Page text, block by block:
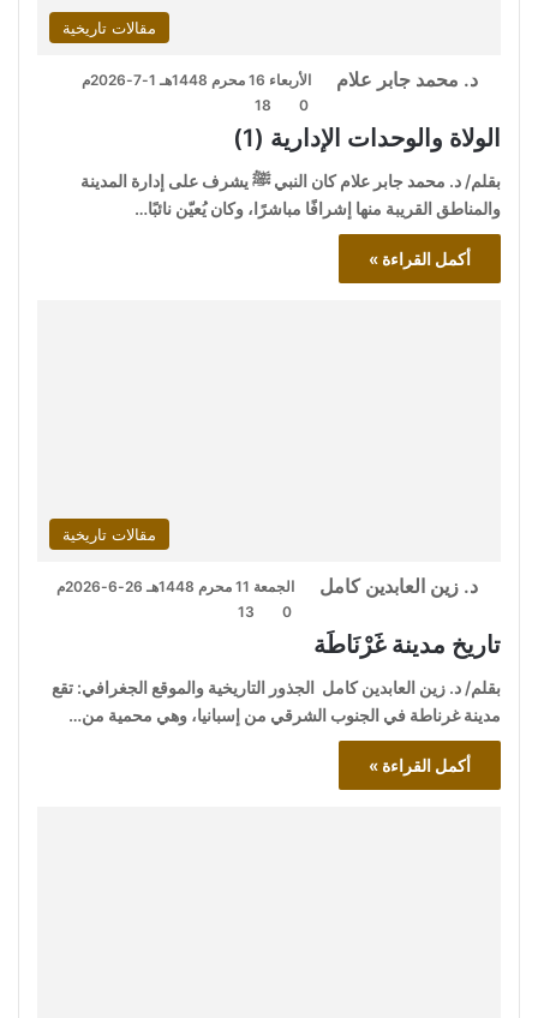
مقالات تاريخية
د. محمد جابر علام
الأربعاء 16 محرم 1448هـ 1-7-2026م
0
18
الولاة والوحدات الإدارية (1)
بقلم/ د. محمد جابر علام كان النبي ﷺ يشرف على إدارة المدينة
والمناطق القريبة منها إشرافًا مباشرًا، وكان يُعيّن نائبًا…
أكمل القراءة »
مقالات تاريخية
د. زين العابدين كامل
الجمعة 11 محرم 1448هـ 26-6-2026م
0
13
تاريخ مدينة غَرْنَاطَة
بقلم/ د. زين العابدين كامل الجذور التاريخية والموقع الجغرافي: تقع
مدينة غرناطة في الجنوب الشرقي من إسبانيا، وهي محمية من…
أكمل القراءة »